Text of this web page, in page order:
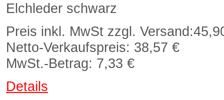
Elchleder schwarz
Preis inkl. MwSt zzgl. Versand:
Netto-Verkaufspreis: 38,57 €
MwSt.-Betrag: 7,33 €
Details